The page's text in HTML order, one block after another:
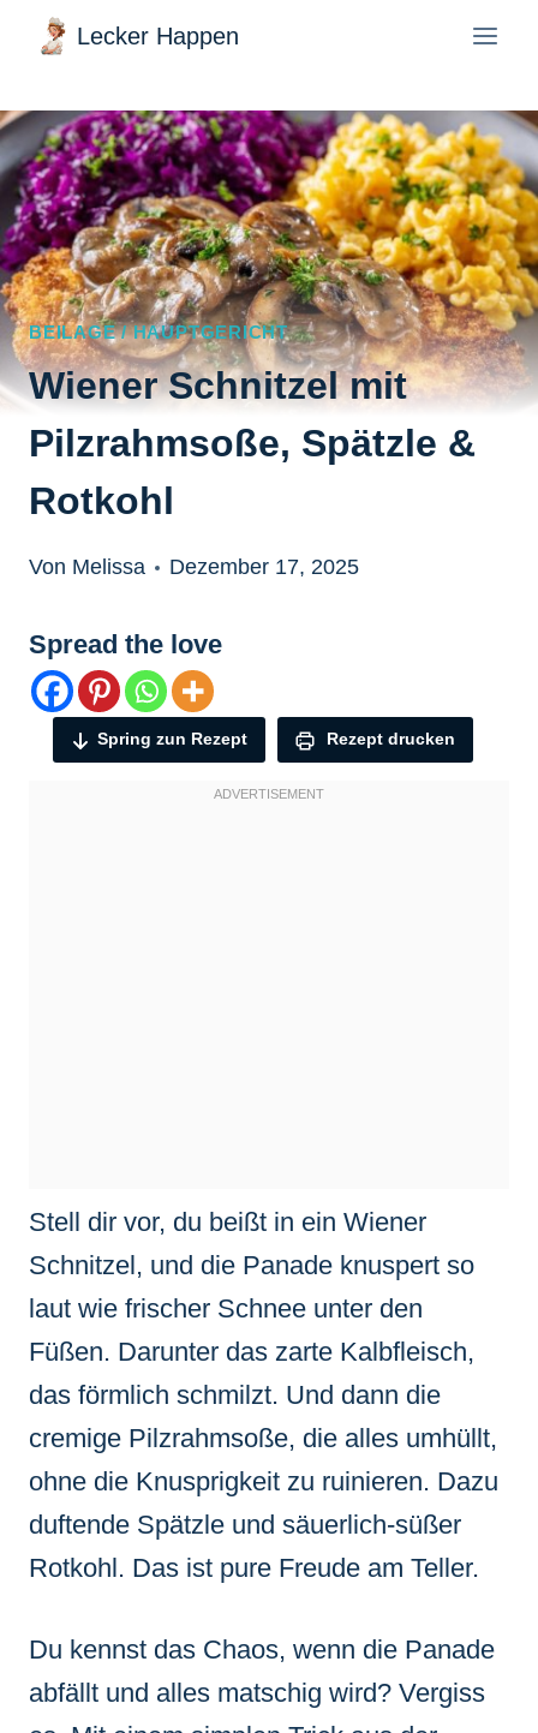
Zum
Inhalt
springen
Lecker Happen
BEILAGE / HAUPTGERICHT
Wiener Schnitzel mit
Pilzrahmsoße, Spätzle &
Rotkohl
Von Melissa Dezember 17, 2025
Spread the love
Spring zun Rezept Rezept drucken
Stell dir vor, du beißt in ein Wiener
Schnitzel, und die Panade knuspert so
laut wie frischer Schnee unter den
Füßen. Darunter das zarte Kalbfleisch,
das förmlich schmilzt. Und dann die
cremige Pilzrahmsoße, die alles umhüllt,
ohne die Knusprigkeit zu ruinieren. Dazu
duftende Spätzle und säuerlich-süßer
Rotkohl. Das ist pure Freude am Teller.
Du kennst das Chaos, wenn die Panade
abfällt und alles matschig wird? Vergiss